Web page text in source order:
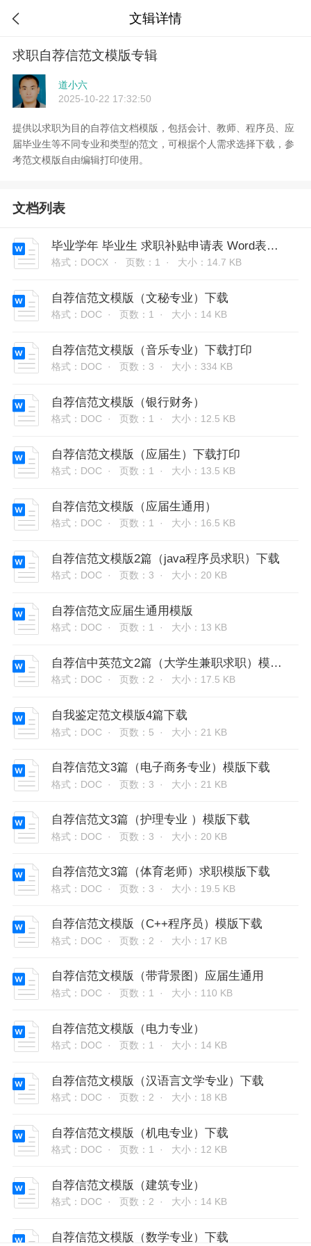
 文辑详情
求职自荐信范文模版专辑
道小六
2025-10-22 17:32:50
提供以求职为目的自荐信文档模版，包括会计、教师、程序员、应
届毕业生等不同专业和类型的范文，可根据个人需求选择下载，参
考范文模版自由编辑打印使用。
文档列表
毕业学年 毕业生 求职补贴申请表 Word表格打印模版
格式：DOCX · 页数：1 · 大小：14.7 KB
自荐信范文模版（文秘专业）下载
格式：DOC · 页数：1 · 大小：14 KB
自荐信范文模版（音乐专业）下载打印
格式：DOC · 页数：3 · 大小：334 KB
自荐信范文模版（银行财务）
格式：DOC · 页数：1 · 大小：12.5 KB
自荐信范文模版（应届生）下载打印
格式：DOC · 页数：1 · 大小：13.5 KB
自荐信范文模版（应届生通用）
格式：DOC · 页数：1 · 大小：16.5 KB
自荐信范文模版2篇（java程序员求职）下载
格式：DOC · 页数：3 · 大小：20 KB
自荐信范文应届生通用模版
格式：DOC · 页数：1 · 大小：13 KB
自荐信中英范文2篇（大学生兼职求职）模版下载
格式：DOC · 页数：2 · 大小：17.5 KB
自我鉴定范文模版4篇下载
格式：DOC · 页数：5 · 大小：21 KB
自荐信范文3篇（电子商务专业）模版下载
格式：DOC · 页数：3 · 大小：21 KB
自荐信范文3篇（护理专业 ）模版下载
格式：DOC · 页数：3 · 大小：20 KB
自荐信范文3篇（体育老师）求职模版下载
格式：DOC · 页数：3 · 大小：19.5 KB
自荐信范文模版（C++程序员）模版下载
格式：DOC · 页数：2 · 大小：17 KB
自荐信范文模版（带背景图）应届生通用
格式：DOC · 页数：1 · 大小：110 KB
自荐信范文模版（电力专业）
格式：DOC · 页数：1 · 大小：14 KB
自荐信范文模版（汉语言文学专业）下载
格式：DOC · 页数：2 · 大小：18 KB
自荐信范文模版（机电专业）下载
格式：DOC · 页数：1 · 大小：12 KB
自荐信范文模版（建筑专业）
格式：DOC · 页数：2 · 大小：14 KB
自荐信范文模版（数学专业）下载